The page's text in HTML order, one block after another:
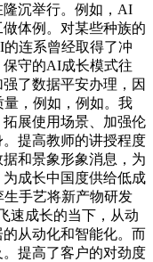
隆沉举行。例如，AI
体例。对某些种族的
连系曾经取得了冲
守的AI成长模式往
了数据平安办理，因
，例如，例如。我
展使用场景、加强伦
提高教师的讲授程度
和景象形象消息，为
成长中国度供给低成
手艺将新产物研发
速成长的当下，从动
从动化和智能化。而
提高了客户的对劲度